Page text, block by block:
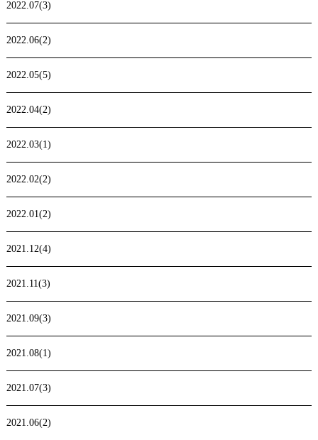
2022.07(3)
2022.06(2)
2022.05(5)
2022.04(2)
2022.03(1)
2022.02(2)
2022.01(2)
2021.12(4)
2021.11(3)
2021.09(3)
2021.08(1)
2021.07(3)
2021.06(2)